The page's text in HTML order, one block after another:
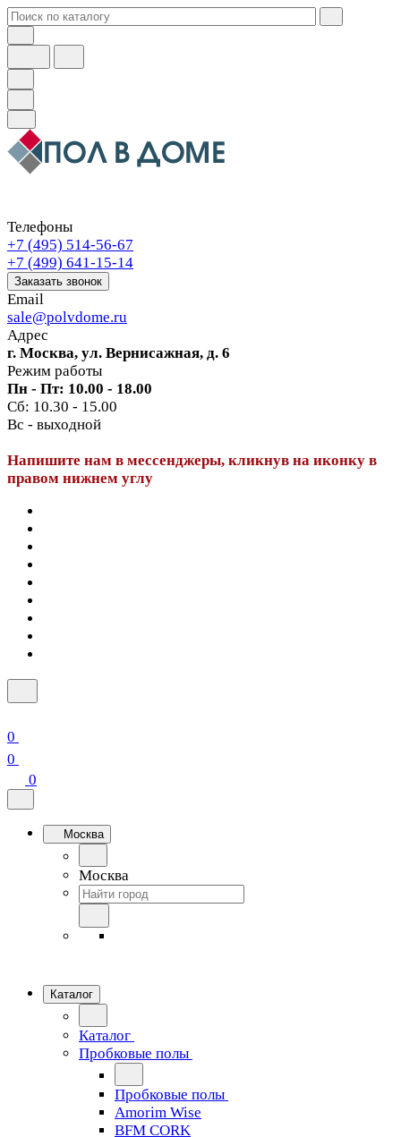
Телефоны
+7 (495) 514-56-67
+7 (499) 641-15-14
Заказать звонок
Email
sale@polvdome.ru
Адрес
г. Москва, ул. Вернисажная, д. 6
Режим работы
Пн - Пт: 10.00 - 18.00
Сб: 10.30 - 15.00
Вс - выходной
Напишите нам в мессенджеры, кликнув на иконку в
правом нижнем углу
0
0
0
Москва
Москва
Каталог
Каталог
Пробковые полы
Пробковые полы
Amorim Wise
BFM CORK